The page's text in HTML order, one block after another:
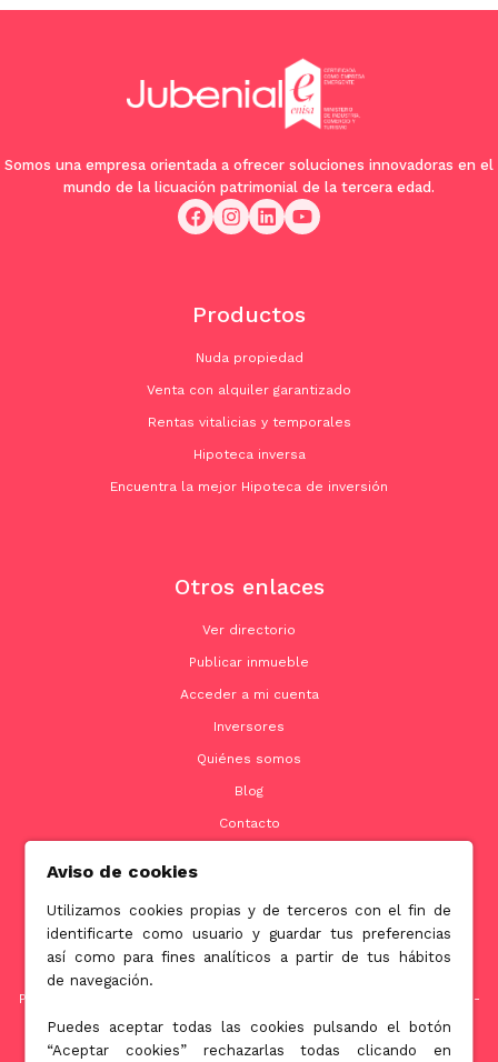
Somos una empresa orientada a ofrecer soluciones innovadoras en el
mundo de la licuación patrimonial de la tercera edad.
Productos
Nuda propiedad
Venta con alquiler garantizado
Rentas vitalicias y temporales
Hipoteca inversa
Encuentra la mejor Hipoteca de inversión
Otros enlaces
Ver directorio
Publicar inmueble
Acceder a mi cuenta
Inversores
Quiénes somos
Blog
Contacto
Contacto
info@jubenial.com
Parque empresarial La Finca Edificio 6B - Paseo Club Deportivo nº1 -
28223 Pozuelo de Alarcón, Madrid
Aviso de cookies
Utilizamos cookies propias y de terceros con el fin de
identificarte como usuario y guardar tus preferencias
así como para fines analíticos a partir de tus hábitos
de navegación.
Puedes aceptar todas las cookies pulsando el botón
“Aceptar cookies” rechazarlas todas clicando en